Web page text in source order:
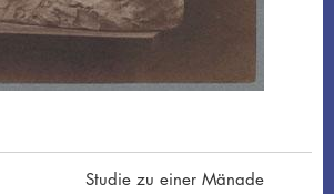
Studie zu einer Mänade